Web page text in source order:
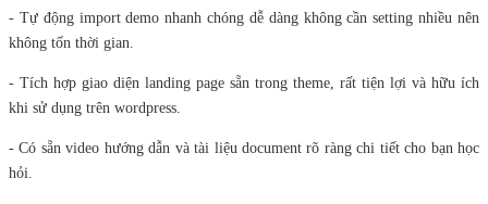
- Tự động import demo nhanh chóng dễ dàng không cần setting nhiều nên
không tốn thời gian.
- Tích hợp giao diện landing page sẵn trong theme, rất tiện lợi và hữu ích
khi sử dụng trên wordpress.
- Có sẵn video hướng dẫn và tài liệu document rõ ràng chi tiết cho bạn học
hỏi.